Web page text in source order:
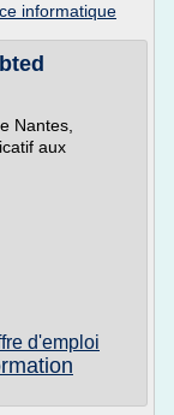
informatique
Nantes,
aux
d'emploi